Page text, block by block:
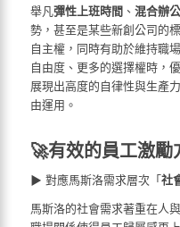
舉凡彈性上班時間、 混合辦
勢，甚至是某些新創公司的
自主權，同時有助於維持職
自由度、更多的選擇權時，
展現出高度的自律性與生產
由運用。
🚀有效的員工激
▶ 對應馬斯洛需求層次「社
馬斯洛的社會需求著重在人